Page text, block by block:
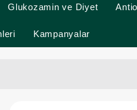
Glukozamin ve Diyet
Kampanyalar